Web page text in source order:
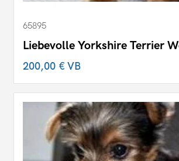
65895
Liebevolle Yorkshire Terrier
200,00 €VB